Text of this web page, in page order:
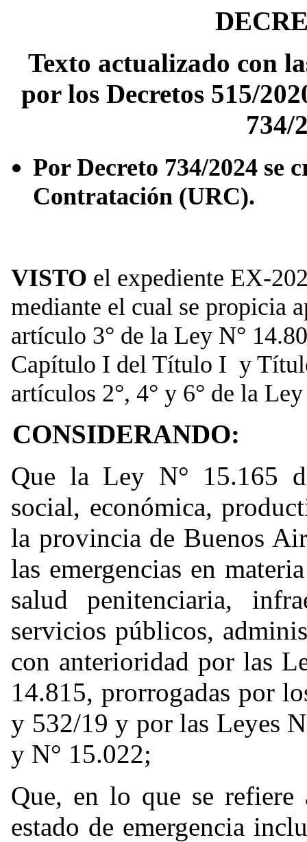
Texto actualizado con
por los Decretos 515/
734/
Por Decreto 734/2024 se
Contratación (URC).
VISTO el expediente EX-
mediante el cual se propicia
artículo 3° de la Ley N°
Capítulo I del Título I y
artículos 2°, 4° y 6° de la
CONSIDERANDO:
Que la Ley N° 15.165
social, económica,
la provincia de Buenos
las emergencias en
salud penitenciaria,
servicios públicos,
con anterioridad por las
14.815, prorrogadas por
y 532/19 y por las Leyes
y N° 15.022;
Que, en lo que se refiere
estado de emergencia